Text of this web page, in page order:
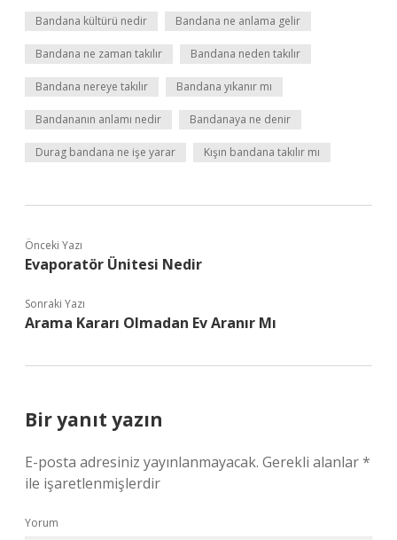
Bandana kültürü nedir Bandana ne anlama gelir
Bandana ne zaman takılır Bandana neden takılır
Bandana nereye takılır Bandana yıkanır mı
Bandananın anlamı nedir Bandanaya ne denir
Durag bandana ne işe yarar Kışın bandana takılır mı
Önceki Yazı
Evaporatör Ünitesi Nedir
Sonraki Yazı
Arama Kararı Olmadan Ev Aranır Mı
Bir yanıt yazın
E-posta adresiniz yayınlanmayacak. Gerekli alanlar*
ile işaretlenmişlerdir
Yorum